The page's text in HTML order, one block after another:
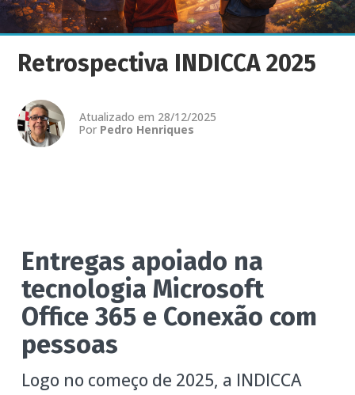
Retrospectiva INDICCA 2025
Atualizado em 28/12/2025
Por Pedro Henriques
Entregas apoiado na
tecnologia Microsoft
Office 365 e Conexão com
pessoas
Logo no começo de 2025, a INDICCA